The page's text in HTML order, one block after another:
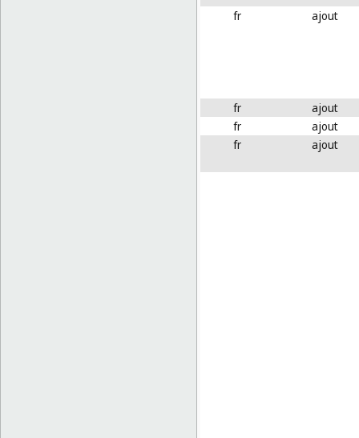
fr ajout
fr
ajout
fr
ajout
fr
ajout